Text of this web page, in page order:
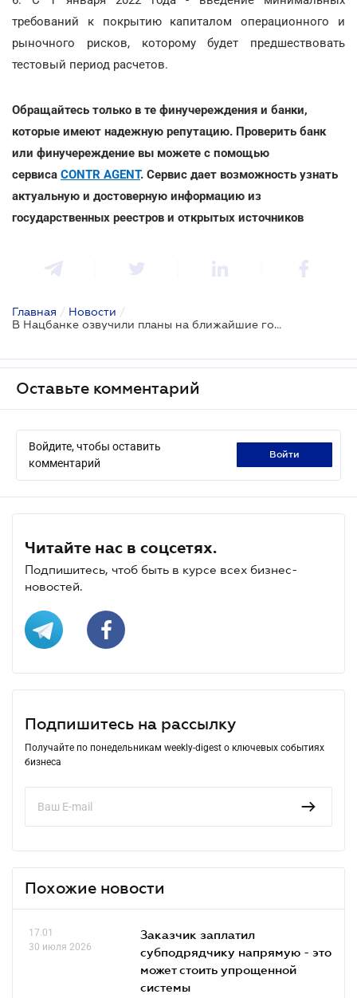
требований к покрытию капиталом операционного и
рыночного рисков, которому будет предшествовать
тестовый период расчетов.
Обращайтесь только в те финучереждения и банки,
которые имеют надежную репутацию. Проверить банк
или финучереждение вы можете с помощью
сервиса CONTR AGENT. Сервис дает возможность узнать
актуальную и достоверную информацию из
государственных реестров и открытых источников
Главная / Новости /
В Нацбанке озвучили планы на ближайшие годы
Оставьте комментарий
Войдите, чтобы оставить
комментарий
войти
Читайте нас в соцсетях.
Подпишитесь, чтоб быть в курсе всех бизнес-
новостей.
Подпишитесь на рассылку
Получайте по понедельникам weekly-digest о ключевых событиях
бизнеса
Похожие новости
17.01
30 июля 2026
Заказчик заплатил
субподрядчику напрямую - это
может стоить упрощенной
системы